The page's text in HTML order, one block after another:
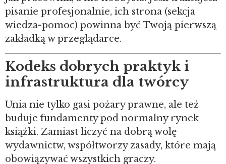
pisanie profesjonalnie, ich strona (sekcja
wiedza-pomoc) powinna być Twoją pierwszą
zakładką w przeglądarce.
Kodeks dobrych praktyk i
infrastruktura dla twórcy
Unia nie tylko gasi pożary prawne, ale też
buduje fundamenty pod normalny rynek
książki. Zamiast liczyć na dobrą wolę
wydawnictw, współtworzy zasady, które mają
obowiązywać wszystkich graczy.